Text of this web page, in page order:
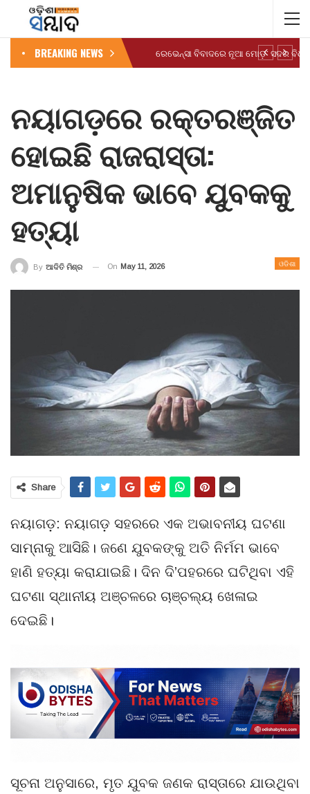
BREAKING NEWS
ନୟାଗଡ଼ରେ ରକ୍ତରଞ୍ଜିତ
ହୋଇଛି ରାଜରାସ୍ତା:
ଅମାନୁଷିକ ଭାବେ ଯୁବକକୁ
ହତ୍ୟା
ଓଡିଶା
By ଆଦିତି ମିଶ୍ର On May 11, 2026
Share
ନୟାଗଡ଼: ନୟାଗଡ଼ ସହରରେ ଏକ ଅଭାବନୀୟ ଘଟଣା
ସାମ୍ନାକୁ ଆସିଛି। ଜଣେ ଯୁବକଙ୍କୁ ଅତି ନିର୍ମମ ଭାବେ
ହାଣି ହତ୍ୟା କରାଯାଇଛି। ଦିନ ଦି’ପହରରେ ଘଟିଥିବା ଏହି
ଘଟଣା ସ୍ଥାନୀୟ ଅଞ୍ଚଳରେ ଚାଞ୍ଚଲ୍ୟ ଖେଳାଇ
ଦେଇଛି।
ସୂଚନା ଅନୁସାରେ, ମୃତ ଯୁବକ ଜଣକ ରାସ୍ତାରେ ଯାଉଥିବା